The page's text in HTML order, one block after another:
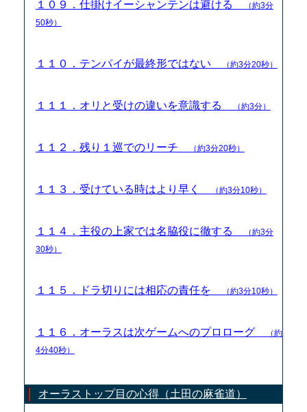
１０９．仕掛けイーシャンテンは避ける
（約3分
50秒）
１１０．テンパイが最終形ではない （約3分20秒）
１１１．オリと受けの違いを意識する （約3分）
１１２．残り１巡でのリーチ （約3分20秒）
１１３．受けている時はより早く （約3分10秒）
１１４．主役の上家では名脇役に徹する
（約3分
30秒）
１１５．ドラ切りには相応の責任を （約3分10秒）
１１６．オーラスは次ゲームへのプロローグ
（約
4分40秒）
オーラストップ目の心得（土田の麻雀道）